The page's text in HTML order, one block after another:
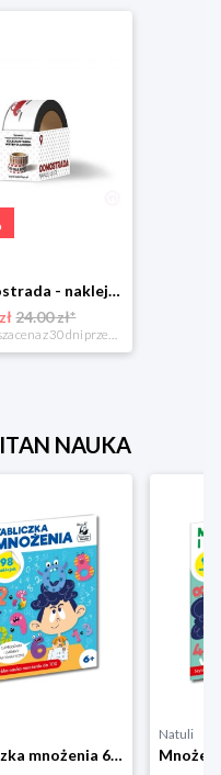
Domostrada - naklejaj ulice Zuzutoys
24.00 zł*
*najniższa cena z 30 dni przed obniżką
NAUKA
Tabliczka mnożenia 6+ Kapitan Nauka Kapitan nauka
Natuli